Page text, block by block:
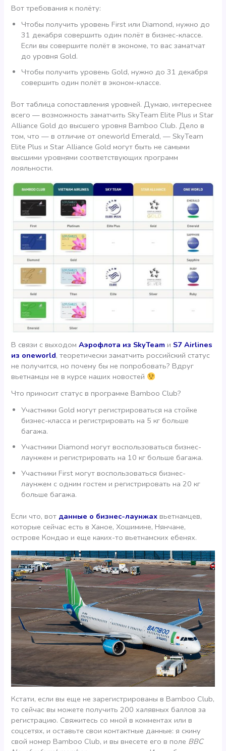
Вот требования к полёту:
Чтобы получить уровень First или Diamond, нужно до
31 декабря совершить один полёт в бизнес-классе.
Если вы совершите полёт в экономе, то вас заматчат
до уровня Gold.
Чтобы получить уровень Gold, нужно до 31 декабря
совершить один полёт в эконом-классе.
Вот таблица сопоставления уровней. Думаю, интереснее
всего — возможность заматчить SkyTeam Elite Plus и Star
Alliance Gold до высшего уровня Bamboo Club. Дело в
том, что — в отличие от oneworld Emerald, — SkyTeam
Elite Plus и Star Alliance Gold могут быть не самыми
высшими уровнями соответствующих программ
лояльности.
В связи с выходомАэрофлота из SkyTeam и S7 Airlines
из oneworld, теоретически заматчить российский статус
не получится, но почему бы не попробовать? Вдруг
вьетнамцы не в курсе наших новостей
Что приносит статус в программе Bamboo Club?
Участники Gold могут регистрироваться на стойке
бизнес-класса и регистрировать на 5 кг больше
багажа.
Участники Diamond могут воспользоваться бизнес-
лаунжем и регистрировать на 10 кг больше багажа.
Участники First могут воспользоваться бизнес-
лаунжем с одним гостем и регистрировать на 20 кг
больше багажа.
Если что, вот данные о бизнес-лаунжах вьетнамцев,
которые сейчас есть в Ханое, Хошимине, Нянчане,
острове Кондао и еще каких-то вьетнамских ебенях.
Кстати, если вы еще не зарегистрированы в Bamboo Club,
то сейчас вы можете получить 200 халявных баллов за
регистрацию. Свяжитесь со мной в комментах или в
соцсетях, и оставьте свои контактные данные: я скину
свой номер Bamboo Club, и вы внесете его в поле BBC